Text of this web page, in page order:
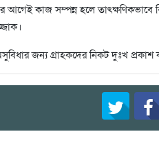
আগেই কাজ সম্পন্ন হলে
জন্য গ্রাহকদের নিকট দুঃখ